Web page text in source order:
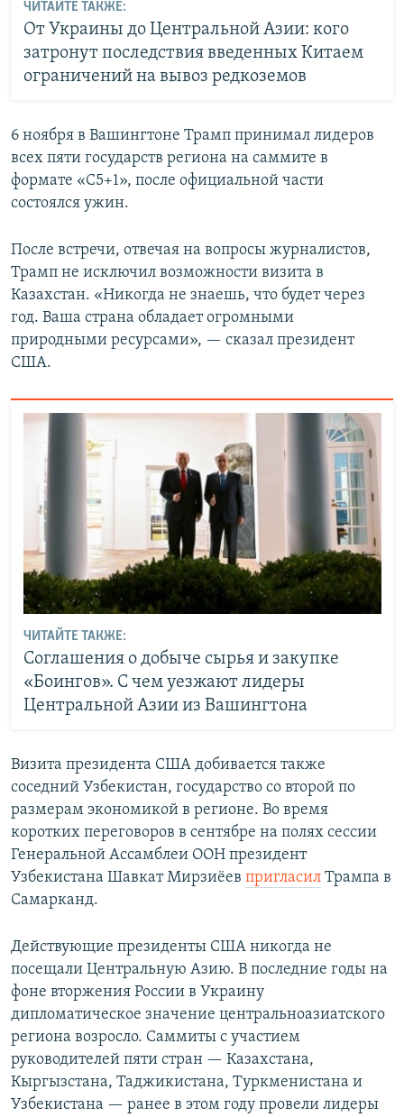
ЧИТАЙТЕ ТАКЖЕ:
От Украины до Центральной Азии: кого
затронут последствия введенных Китаем
ограничений на вывоз редкоземов
6 ноября в Вашингтоне Трамп принимал лидеров
всех пяти государств региона на саммите в
формате «С5+1», после официальной части
состоялся ужин.
После встречи, отвечая на вопросы журналистов,
Трамп не исключил возможности визита в
Казахстан. «Никогда не знаешь, что будет через
год. Ваша страна обладает огромными
природными ресурсами», — сказал президент
США.
ЧИТАЙТЕ ТАКЖЕ:
Соглашения о добыче сырья и закупке
«Боингов». С чем уезжают лидеры
Центральной Азии из Вашингтона
Визита президента США добивается также
соседний Узбекистан, государство со второй по
размерам экономикой в регионе. Во время
коротких переговоров в сентябре на полях сессии
Генеральной Ассамблеи ООН президент
Узбекистана Шавкат Мирзиёев пригласил Трампа в
Самарканд.
Действующие президенты США никогда не
посещали Центральную Азию. В последние годы на
фоне вторжения России в Украину
дипломатическое значение центральноазиатского
региона возросло. Саммиты с участием
руководителей пяти стран — Казахстана,
Кыргызстана, Таджикистана, Туркменистана и
Узбекистана — ранее в этом году провели лидеры